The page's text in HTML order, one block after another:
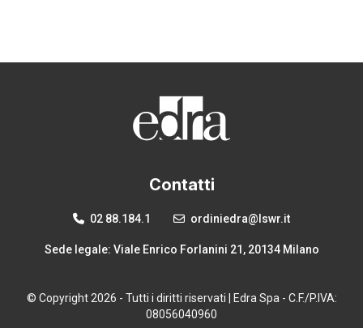
Contatti
02 88.184.1 ordiniedra@lswr.it
Sede legale: Viale Enrico Forlanini 21, 20134 Milano
© Copyright 2026 - Tutti i diritti riservati | Edra Spa - C.F./P.IVA:
08056040960